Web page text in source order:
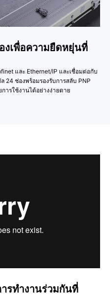
งเพื่อความยืดหยุ่นที่
และ Ethernet/IP และเชื่อมต่อกับ
24 ช่องพร้อมรองรับการสลับ PNP
ารใช้งานได้อย่างง่ายดาย
รทำงานร่วมกันที่